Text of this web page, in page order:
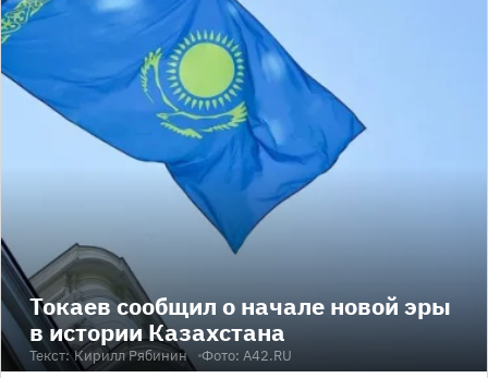
Токаев сообщил о начале новой эры
в истории Казахстана
Текст: Кирилл Рябинин Фото: А42.RU